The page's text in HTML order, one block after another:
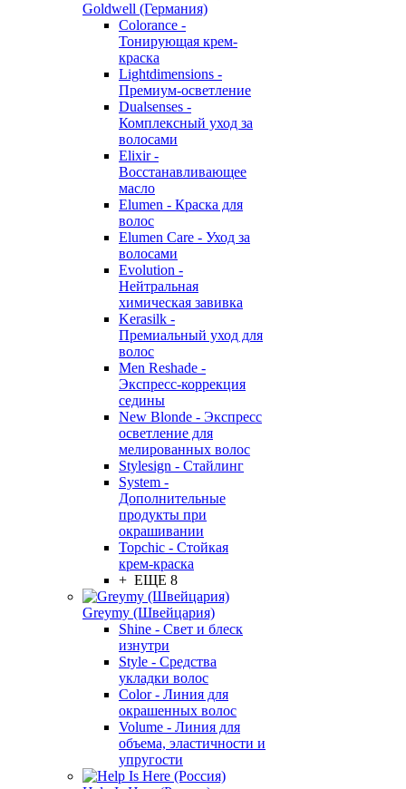
Goldwell (Германия)
Colorance -
Тонирующая крем-
краска
Lightdimensions -
Премиум-осветление
Dualsenses -
Комплексный уход за
волосами
Elixir -
Восстанавливающее
масло
Elumen - Краска для
волос
Elumen Care - Уход за
волосами
Evolution -
Нейтральная
химическая завивка
Kerasilk -
Премиальный уход для
волос
Men Reshade -
Экспресс-коррекция
седины
New Blonde - Экспресс
осветление для
мелированных волос
Stylesign - Стайлинг
System -
Дополнительные
продукты при
окрашивании
Topchic - Стойкая
крем-краска
+ ЕЩЕ 8
Greymy (Швейцария)
Shine - Свет и блеск
изнутри
Style - Средства
укладки волос
Color - Линия для
окрашенных волос
Volume - Линия для
объема, эластичности и
упругости